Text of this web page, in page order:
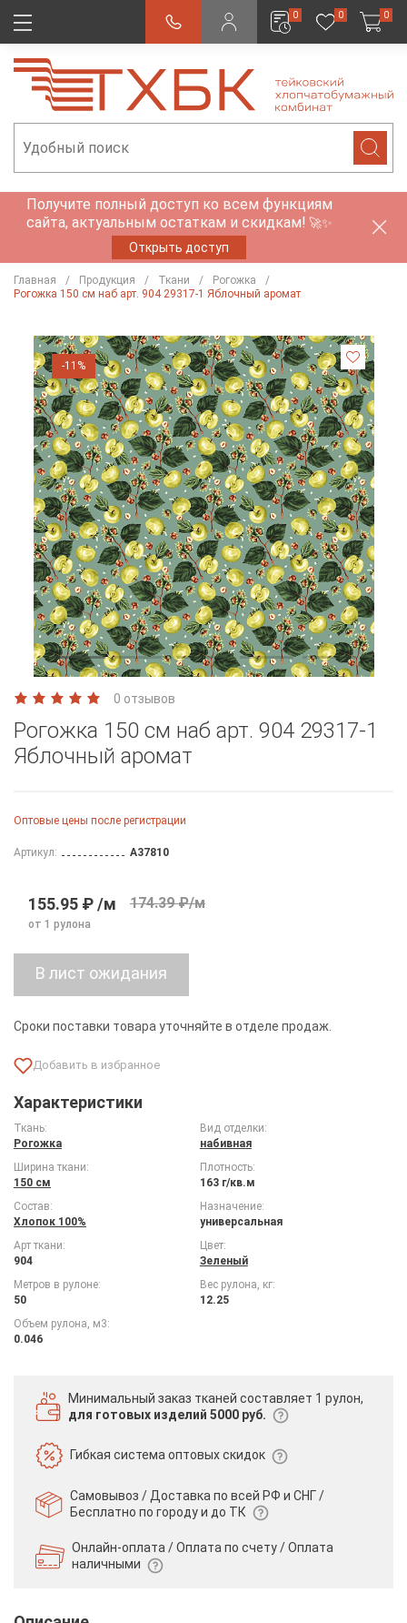
0 0 0
Получите полный доступ ко всем функциям
сайта, актуальным остаткам и скидкам! 🚀✨
Открыть доступ
Главная Продукция Ткани
Рогожка
Рогожка 150 см наб арт. 904 29317-1 Яблочный аромат
-11%
0 отзывов
Рогожка 150 см наб арт. 904 29317-1
Яблочный аромат
Оптовые цены после регистрации
Артикул: A37810
155.95 ₽ /м 174.39 ₽/м
от 1 рулона
Сроки поставки товара уточняйте в отделе продаж.
Характеристики
Ткань:
Рогожка
Вид отделки:
набивная
Ширина ткани:
150 см
Плотность:
163 г/кв.м
Состав:
Хлопок 100%
Назначение:
универсальная
Арт ткани:
904
Цвет:
Зеленый
Метров в рулоне:
50
Вес рулона, кг:
12.25
Объем рулона, м3:
0.046
Минимальный заказ тканей составляет 1 рулон,
для готовых изделий 5000 руб.
Гибкая системаоптовых скидок
Самовывоз / Доставка по всей РФ и СНГ /
Бесплатно по городу и до ТК
Онлайн-оплата / Оплата по счету /Оплата
наличными